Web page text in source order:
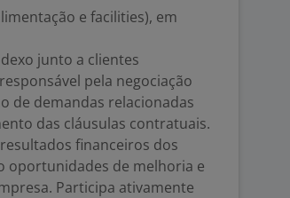
e facilities), em
junto a clientes
pela negociação
de demandas relacionadas
das cláusulas contratuais.
financeiros dos
oportunidades de melhoria e
Participa ativamente